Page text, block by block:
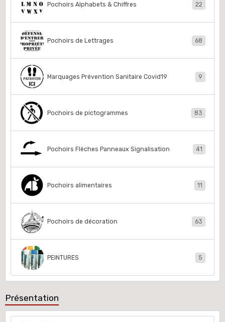
Pochoirs Alphabets & Chiffres 22
Pochoirs de Lettrages 68
Marquages Prévention Sanitaire Covid19 9
Pochoirs de pictogrammes 83
Pochoirs Flèches Panneaux Signalisation 41
Pochoirs alimentaires 11
Pochoirs de décoration 63
PEINTURES 5
Présentation